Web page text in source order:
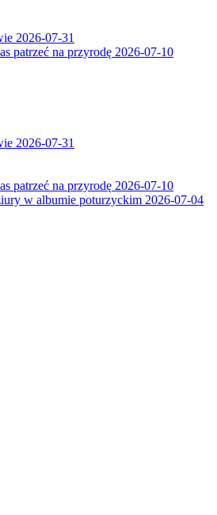
2026-07-31
patrzeć na przyrodę 2026-07-10
2026-07-31
patrzeć na przyrodę 2026-07-10
w albumie poturzyckim 2026-07-04